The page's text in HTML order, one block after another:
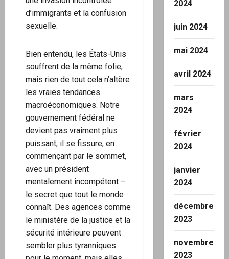
d’immigrants et la confusion
sexuelle.
Bien entendu, les États-Unis
souffrent de la même folie,
mais rien de tout cela n’altère
les vraies tendances
macroéconomiques. Notre
gouvernement fédéral ne
devient pas vraiment plus
puissant, il se fissure, en
commençant par le sommet,
avec un président
mentalement incompétent –
le secret que tout le monde
connaît. Des agences comme
le ministère de la justice et la
sécurité intérieure peuvent
sembler plus tyranniques
2024
juin 2024
mai 2024
avril 2024
mars
2024
février
2024
janvier
2024
décembre
2023
novembre
2023